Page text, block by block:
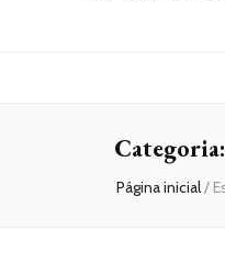
Categoria:
Página inicial/